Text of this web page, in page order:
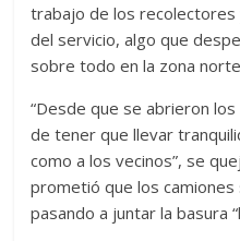
trabajo de los recolectores
del servicio, algo que
sobre todo en la zona
“Desde que se abrieron
de tener que llevar
como a los vecinos”, se
prometió que los camiones
pasando a juntar la basura